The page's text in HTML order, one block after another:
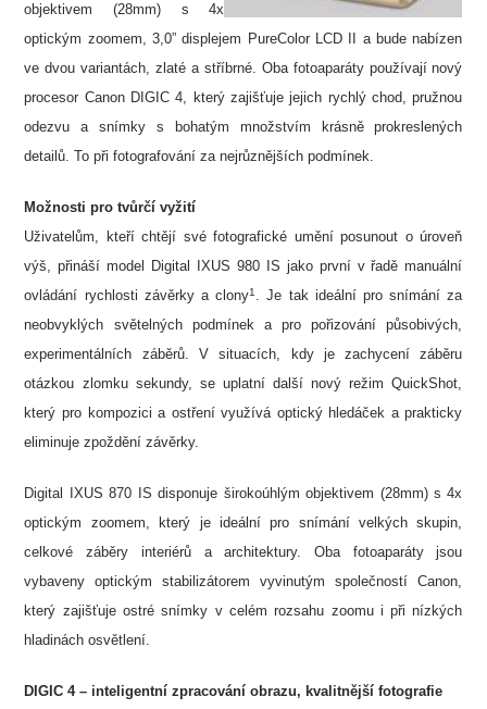
objektivem (28mm) s 4x
optickým zoomem, 3,0” displejem PureColor LCD II a bude nabízen
ve dvou variantách, zlaté a stříbrné. Oba fotoaparáty používají nový
procesor Canon DIGIC 4, který zajišťuje jejich rychlý chod, pružnou
odezvu a snímky s bohatým množstvím krásně prokreslených
detailů. To při fotografování za nejrůznějších podmínek.
Možnosti pro tvůrčí vyžití
Uživatelům, kteří chtějí své fotografické umění posunout o úroveň
výš, přináší model Digital IXUS 980 IS jako první v řadě manuální
ovládání rychlosti závěrky a clony1 . Je tak ideální pro snímání za
neobvyklých světelných podmínek a pro pořizování působivých,
experimentálních záběrů. V situacích, kdy je zachycení záběru
otázkou zlomku sekundy, se uplatní další nový režim QuickShot,
který pro kompozici a ostření využívá optický hledáček a prakticky
eliminuje zpoždění závěrky.
Digital IXUS 870 IS disponuje širokoúhlým objektivem (28mm) s 4x
optickým zoomem, který je ideální pro snímání velkých skupin,
celkové záběry interiérů a architektury. Oba fotoaparáty jsou
vybaveny optickým stabilizátorem vyvinutým společností Canon,
který zajišťuje ostré snímky v celém rozsahu zoomu i při nízkých
hladinách osvětlení.
DIGIC 4 – inteligentní zpracování obrazu, kvalitnější fotografie